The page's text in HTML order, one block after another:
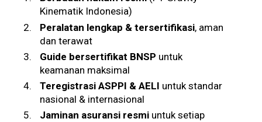
Kinematik Indonesia)
Peralatan lengkap & tersertifikasi, aman
dan terawat
Guide bersertifikat BNSP untuk
keamanan maksimal
Teregistrasi ASPPI & AELI untuk standar
nasional & internasional
Jaminan asuransi resmiuntuk setiap